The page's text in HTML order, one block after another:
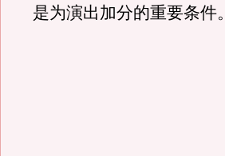
是为演出加分的重要条件。